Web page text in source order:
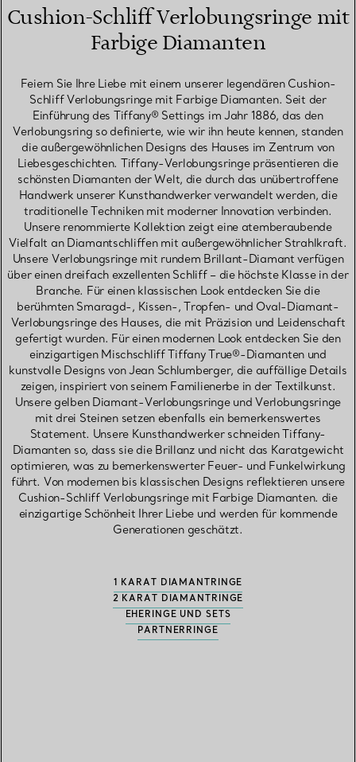
Cushion-Schliff Verlobungsringe mit
Farbige Diamanten
Feiern Sie Ihre Liebe mit einem unserer legendären Cushion-
Schliff Verlobungsringe mit Farbige Diamanten. Seit der
Einführung des Tiffany® Settings im Jahr 1886, das den
Verlobungsring so definierte, wie wir ihn heute kennen, standen
die außergewöhnlichen Designs des Hauses im Zentrum von
Liebesgeschichten. Tiffany-Verlobungsringe präsentieren die
schönsten Diamanten der Welt, die durch das unübertroffene
Handwerk unserer Kunsthandwerker verwandelt werden, die
traditionelle Techniken mit moderner Innovation verbinden.
Unsere renommierte Kollektion zeigt eine atemberaubende
Vielfalt an Diamantschliffen mit außergewöhnlicher Strahlkraft.
Unsere Verlobungsringe mit rundem Brillant-Diamant verfügen
über einen dreifach exzellenten Schliff – die höchste Klasse in der
Branche. Für einen klassischen Look entdecken Sie die
berühmten Smaragd-, Kissen-, Tropfen- und Oval-Diamant-
Verlobungsringe des Hauses, die mit Präzision und Leidenschaft
gefertigt wurden. Für einen modernen Look entdecken Sie den
einzigartigen Mischschliff Tiffany True®-Diamanten und
kunstvolle Designs von Jean Schlumberger, die auffällige Details
zeigen, inspiriert von seinem Familienerbe in der Textilkunst.
Unsere gelben Diamant-Verlobungsringe und Verlobungsringe
mit drei Steinen setzen ebenfalls ein bemerkenswertes
Statement. Unsere Kunsthandwerker schneiden Tiffany-
Diamanten so, dass sie die Brillanz und nicht das Karatgewicht
optimieren, was zu bemerkenswerter Feuer- und Funkelwirkung
führt. Von modernen bis klassischen Designs reflektieren unsere
Cushion-Schliff Verlobungsringe mit Farbige Diamanten. die
einzigartige Schönheit Ihrer Liebe und werden für kommende
Generationen geschätzt.
1 KARAT DIAMANTRINGE
2 KARAT DIAMANTRINGE
EHERINGE UND SETS
PARTNERRINGE